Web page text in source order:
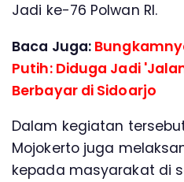
Jadi ke-76 Polwan RI.
Baca Juga:
Putih: Diduga Jadi
Berbayar di Sidoarjo
Dalam kegiatan
Mojokerto juga
kepada masyarakat di